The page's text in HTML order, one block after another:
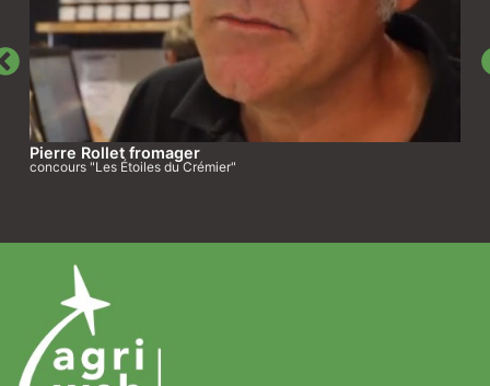
Pierre Rollet fromager
concours "Les Étoiles du Crémier"